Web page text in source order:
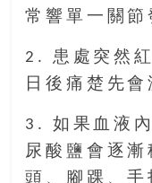
觀
極
的
態
度，
迎
接
常響單一關節
2. 患處突然
日後痛楚先會
3. 如果血液
尿酸鹽會逐漸
頭、腳踝、手